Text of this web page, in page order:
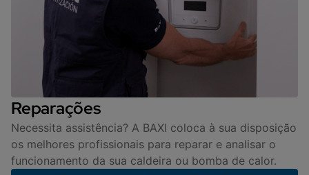
Reparações
Necessita assistência? A BAXI coloca à sua disposição
os melhores profissionais para reparar e analisar o
funcionamento da sua caldeira ou bomba de calor.